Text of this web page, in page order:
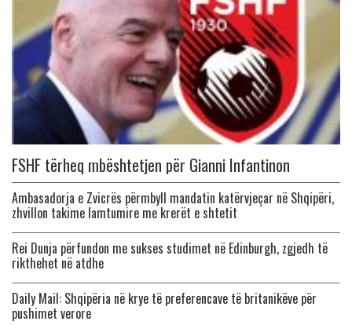
FSHF tërheq mbështetjen për Gianni Infantinon
Ambasadorja e Zvicrës përmbyll mandatin katërvjeçar në Shqipëri,
zhvillon takime lamtumire me krerët e shtetit
Rei Dunja përfundon me sukses studimet në Edinburgh, zgjedh të
rikthehet në atdhe
Daily Mail: Shqipëria në krye të preferencave të britanikëve për
pushimet verore